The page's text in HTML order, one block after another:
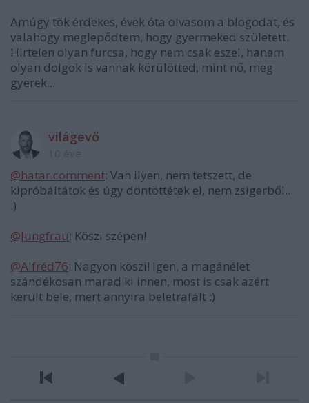
Amúgy tök érdekes, évek óta olvasom a blogodat, és
valahogy meglepődtem, hogy gyermeked született.
Hirtelen olyan furcsa, hogy nem csak eszel, hanem
olyan dolgok is vannak körülötted, mint nő, meg
gyerek...
világevő
@hatar.comment: Van ilyen, nem tetszett, de
kipróbáltátok és úgy döntöttétek el, nem zsigerből...
:)
@Jungfrau: Köszi szépen!
@Alfréd76: Nagyon köszi! Igen, a magánélet
szándékosan marad ki innen, most is csak azért
került bele, mert annyira beletrafált :)